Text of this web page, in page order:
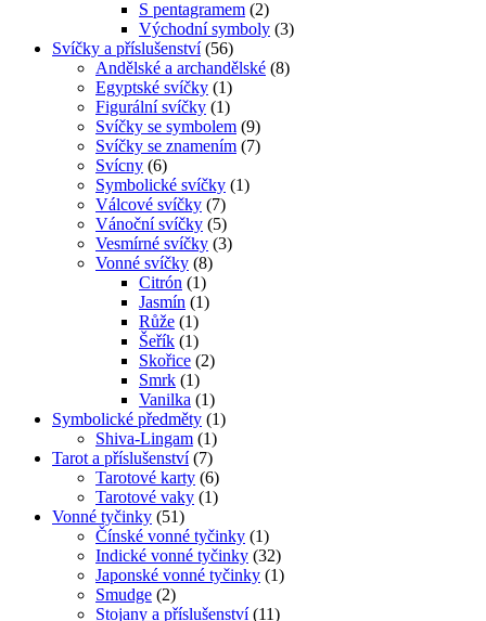
S pentagramem (2)
Východní symboly (3)
Svíčky a příslušenství (56)
Andělské a archandělské (8)
Egyptské svíčky (1)
Figurální svíčky (1)
Svíčky se symbolem (9)
Svíčky se znamením (7)
Svícny (6)
Symbolické svíčky (1)
Válcové svíčky (7)
Vánoční svíčky (5)
Vesmírné svíčky (3)
Vonné svíčky (8)
Citrón (1)
Jasmín (1)
Růže (1)
Šeřík (1)
Skořice (2)
Smrk (1)
Vanilka (1)
Symbolické předměty (1)
Shiva-Lingam (1)
Tarot a příslušenství (7)
Tarotové karty (6)
Tarotové vaky (1)
Vonné tyčinky (51)
Čínské vonné tyčinky (1)
Indické vonné tyčinky (32)
Japonské vonné tyčinky (1)
Smudge (2)
Stojany a příslušenství (11)